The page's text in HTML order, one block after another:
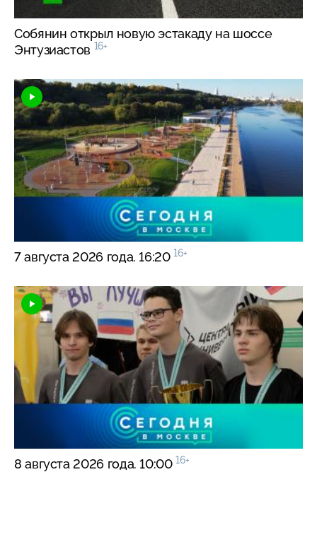
Собянин открыл новую эстакаду на шоссе
Энтузиастов 16+
7 августа 2026 года. 16:20 16+
8 августа 2026 года. 10:00 16+